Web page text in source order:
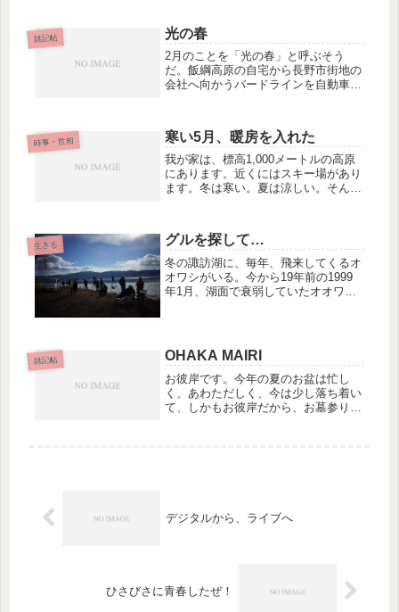
とは、あちこちのテーブルで、いろい
ろな話題に華が咲いた。代表理事の...
雑記帖 光の春
2月のことを「光の春」と呼ぶそう
だ。飯綱高原の自宅から長野市街地の
会社へ向かうバードラインを自動車で
だ、と実感した。もし僕らが東京で暮
らしていたら、これほどの感動はあっ
ただろ...
時事・世相 寒い5月、暖房を入れた
我が家は、標高1,000メートルの高原
にあります。近くにはスキー場があり
ます。冬は寒い。夏は涼しい。そんな
油ボイラー式でお湯をパイプで循環さ
せ、各室のパネルヒーターを暖める...
生きる グルを探して…
冬の諏訪湖に、毎年、飛来してくるオ
オワシがいる。今から19年前の1999
年1月、湖面で衰弱していたオオワシ
け、ようやく体力がついた春にシベ...
雑記帖 OHAKA MAIRI
お彼岸です。今年の夏のお盆は忙し
く、あわただしく、今は少し落ち着い
て、しかもお彼岸だから、お墓参りを
デジタルから、ライブへ
ひさびさに青春したぜ！